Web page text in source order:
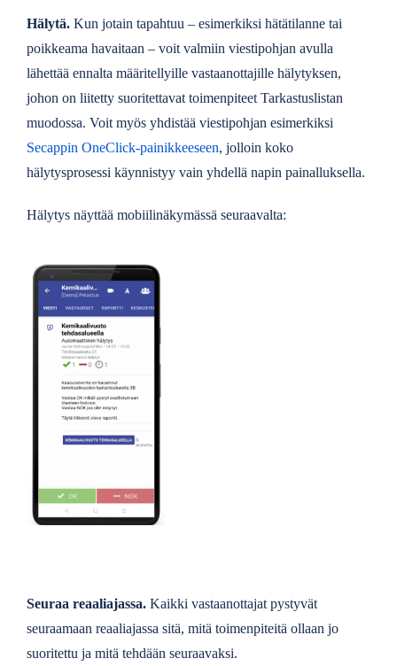
Hälytä. Kun jotain tapahtuu – esimerkiksi hätätilanne tai
poikkeama havaitaan – voit valmiin viestipohjan avulla
lähettää ennalta määritellyille vastaanottajille hälytyksen,
johon on liitetty suoritettavat toimenpiteet Tarkastuslistan
muodossa. Voit myös yhdistää viestipohjan esimerkiksi
Secappin OneClick-painikkeeseen, jolloin koko
hälytysprosessi käynnistyy vain yhdellä napin painalluksella.
Hälytys näyttää mobiilinäkymässä seuraavalta:
Seuraa reaaliajassa. Kaikki vastaanottajat pystyvät
seuraamaan reaaliajassa sitä, mitä toimenpiteitä ollaan jo
suoritettu ja mitä tehdään seuraavaksi.